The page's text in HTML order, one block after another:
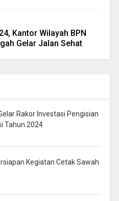
Kantor Wilayah BPN
Gelar Jalan Sehat
Rakor Investasi Pengisian
Tahun 2024
Kegiatan Cetak Sawah